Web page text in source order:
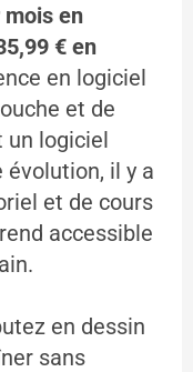
mois en
€ en
en logiciel
et de
un logiciel
il y a
et de cours
accessible
en dessin
sans